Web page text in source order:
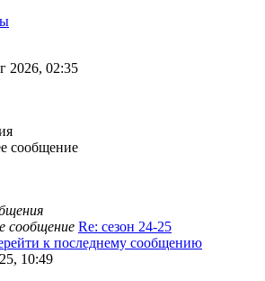
2026, 02:35
сообщение
сообщение Re: сезон 24-25
к последнему сообщению
10:49